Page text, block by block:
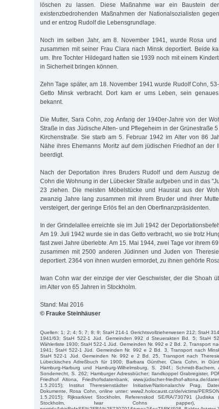
löschen zu lassen. Diese Maßnahme war ein Baustein
existenzbedrohenden Maßnahmen der Nationalsozialisten
und er entzog Rudolf die Lebensgrundlage.
Noch im selben Jahr, am 8. November 1941, wurde Rosa und
zusammen mit seiner Frau Clara nach Minsk deportiert. Beide
um. Ihre Tochter Hildegard hatten sie 1939 noch mit einem
in Sicherheit bringen können.
Zehn Tage später, am 18. November 1941 wurde Rudolf Cohn,
Getto Minsk verbracht. Dort kam er ums Leben, sein
bekannt.
Die Mutter, Sara Cohn, zog Anfang der 1940er-Jahre von der
Straße in das Jüdische Alten- und Pflegeheim in der Grünestraße
Kirchenstraße. Sie starb am 5. Februar 1942 im Alter von 86
Nähe ihres Ehemanns Moritz auf dem jüdischen Friedhof an der
beerdigt.
Nach der Deportation ihres Bruders Rudolf und dem Auszug
Cohn die Wohnung in der Lübecker Straße aufgeben und in das
23 ziehen. Die meisten Möbelstücke und Hausrat aus der
zwanzig Jahre lang zusammen mit ihrem Bruder und ihrer
versteigert, der geringe Erlös fiel an den Oberfinanzpräsidenten.
In der Grindelallee erreichte sie im Juli 1942 der
Am 19. Juli 1942 wurde sie in das Getto verbracht, wo sie trotz
fast zwei Jahre überlebte. Am 15. Mai 1944, zwei Tage vor ihrem
zusammen mit 2500 anderen Jüdinnen und Juden von
deportiert. 2364 von ihnen wurden ermordet, zu ihnen gehörte
Iwan Cohn war der einzige der vier Geschwister, der die Shoah
im Alter von 65 Jahren in Stockholm.
Stand: Mai 2016
© Frauke Steinhäuser
Quellen: 1; 2; 4; 5; 7; 8; 9; StaH 214-1 Gerichtsvollzieherwesen 212; StaH
1941/63; StaH 522-1 Jüd. Gemeinden 992 d Steuerakten Bd. 5; StaH
Wählerliste 1930; StaH 522-1 Jüd. Gemeinden Nr. 992 e 2 Bd. 2, Transport
1941; StaH 522-1 Jüd. Gemeinden Nr. 992 e 2 Bd. 3, Transport nach
StaH 522-1 Jüd. Gemeinden Nr. 992 e 2 Bd. 25, Transport nach
Lübeckisches Adreßbuch für 1900; Barbara Günther, Clara Cohn, in
Hamburg-Harburg und Hamburg-Wilhelmsburg, S. 294f.; Schmidt-
Sonderrecht, S. 262; Hamburger Adressbücher; Ilandkoppel Grabregister,
Friedhof Altona, Friedhofsdatenbank, www.jüdischer-friedhof-altona.de/
1.5.2015); Institut Theresienstädter Initiative/Nationalarchiv Prag,
Dokumente, Rosa Cohn, online unter: www2.holocaust.cz/de/victims/
1.5.2015); Rijksarkivet Stockholm, Referenskod SE/RA/730791 (Judiska
Stockholm, Iwar Cohns papper), http://